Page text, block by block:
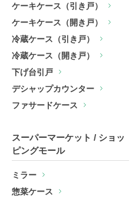
ケーキケース（引き戸）
ケーキケース（開き戸）
冷蔵ケース（引き戸）
冷蔵ケース（開き戸）
下げ台引戸
デシャップカウンター
ファサードケース
スーパーマーケット / ショッ
ピングモール
ミラー
惣菜ケース